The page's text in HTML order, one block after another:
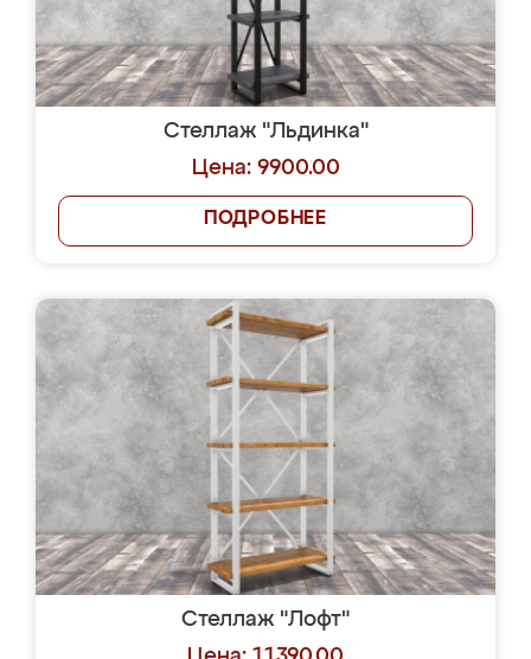
Стеллаж "Льдинка"
Цена: 9900.00
ПОДРОБНЕЕ
Стеллаж "Лофт"